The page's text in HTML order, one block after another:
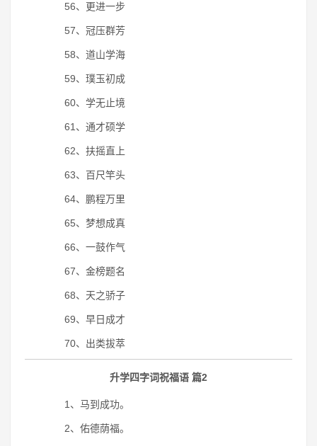
56、更进一步
57、冠压群芳
58、道山学海
59、璞玉初成
60、学无止境
61、通才硕学
62、扶摇直上
63、百尺竿头
64、鹏程万里
65、梦想成真
66、一鼓作气
67、金榜题名
68、天之骄子
69、早日成才
70、出类拔萃
升学四字词祝福语 篇2
1、马到成功。
2、佑德荫福。